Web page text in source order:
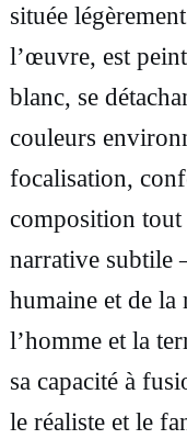
l
e
,
A
u
v
e
r
g
n
e
située
l’œuvre, est
blanc, se
couleurs
focalisation,
composition tout
narrative subtile
humaine et de
l’homme et la
sa capacité à
le réaliste et le